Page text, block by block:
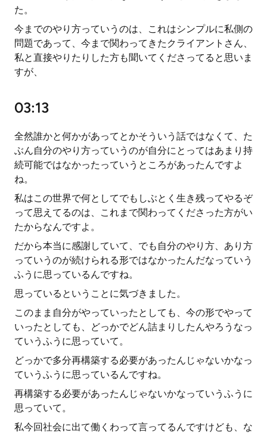
た。
今までのやり方っていうのは、これはシンプルに私側の
問題であって、今まで関わってきたクライアントさん、
私と直接やりたりした方も聞いてくださってると思いま
すが、
03:13
全然誰かと何かがあってとかそういう話ではなくて、た
ぶん自分のやり方っていうのが自分にとってはあまり持
続可能ではなかったっていうところがあったんですよ
ね。
私はこの世界で何としてでもしぶとく生き残ってやるぞ
って思えてるのは、これまで関わってくださった方がい
たからなんですよ。
だから本当に感謝していて、でも自分のやり方、あり方
っていうのが続けられる形ではなかったんだなっていう
ふうに思っているんですね。
思っているということに気づきました。
このまま自分がやっていったとしても、今の形でやって
いったとしても、どっかでどん詰まりしたんやろうなっ
ていうふうに思っていて。
どっかで多分再構築する必要があったんじゃないかなっ
ていうふうに思っているんですね。
再構築する必要があったんじゃないかなっていうふうに
思っていて。
私今回社会に出て働くわって言ってるんですけども、な